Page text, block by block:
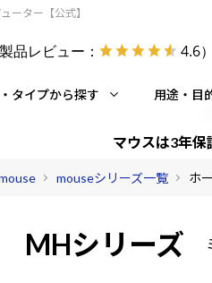
ーター【公式】
製品レビュー： 4.6）
タイプから探す 用途・目
マウスは3年保
mouseシリーズ一覧 ホ
MHシリーズ